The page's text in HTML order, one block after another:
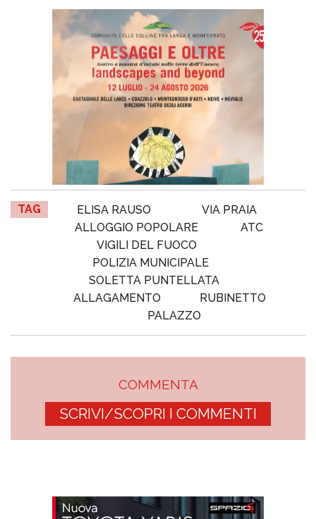
TAG ELISA RAUSO
VIA PRAIA
ALLOGGIO POPOLARE
ATC
VIGILI DEL FUOCO
POLIZIA MUNICIPALE
SOLETTA PUNTELLATA
ALLAGAMENTO
RUBINETTO
PALAZZO
COMMENTA
SCRIVI/SCOPRI I COMMENTI